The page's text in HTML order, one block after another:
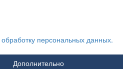
обработку персональных данных.
Дополнительно